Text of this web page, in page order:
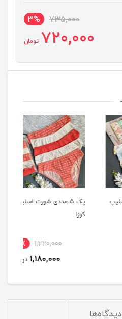
735,000
3%
720,000 تومان
پک 5 عددی شورت اسلیپ
1,220,000 4٪
1,180,000 تومان
دیدگاه‌ها